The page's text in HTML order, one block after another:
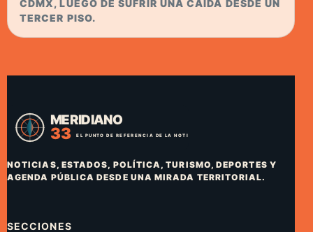
CDMX, LUEGO DE SUFRIR UNA CAÍDA DESDE UN
TERCER PISO.
NOTICIAS, ESTADOS, POLÍTICA, TURISMO, DEPORTES Y
AGENDA PÚBLICA DESDE UNA MIRADA TERRITORIAL.
SECCIONES